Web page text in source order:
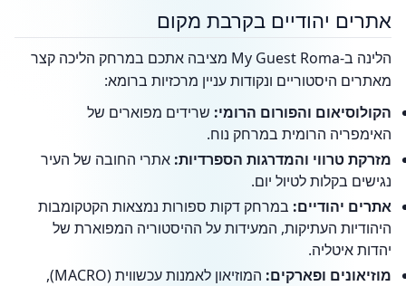
אתרים יהודיים בקרבת מקום
הלינה ב-My Guest Roma מציבה אתכם במרחק הליכה קצר
מאתרים היסטוריים ונקודות עניין מרכזיות ברומא:
הקולוסיאום והפורום הרומי: שרידים מפוארים של
האימפריה הרומית במרחק נוח.
מזרקת טרווי והמדרגות הספרדיות: אתרי החובה של העיר
נגישים בקלות לטיול יום.
אתרים יהודיים: במרחק דקות ספורות נמצאות הקטקומבות
היהודיות העתיקות, המעידות על ההיסטוריה המפוארת של
יהדות איטליה.
מוזיאונים ופארקים:
המוזיאון לאמנות עכשווית (MACRO),